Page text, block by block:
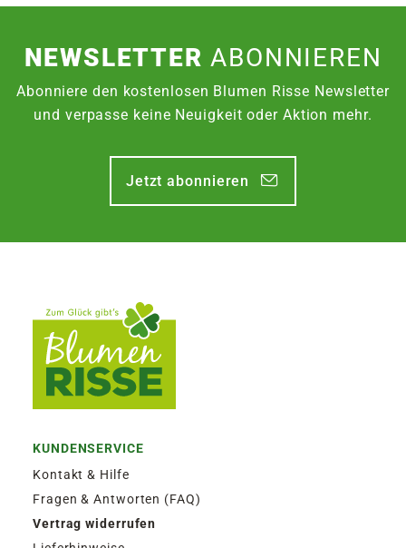
NEWSLETTERABONNIEREN
Abonniere den kostenlosen Blumen Risse Newsletter
und verpasse keine Neuigkeit oder Aktion mehr.
Jetzt abonnieren
KUNDENSERVICE
Kontakt & Hilfe
Fragen & Antworten (FAQ)
Vertrag widerrufen